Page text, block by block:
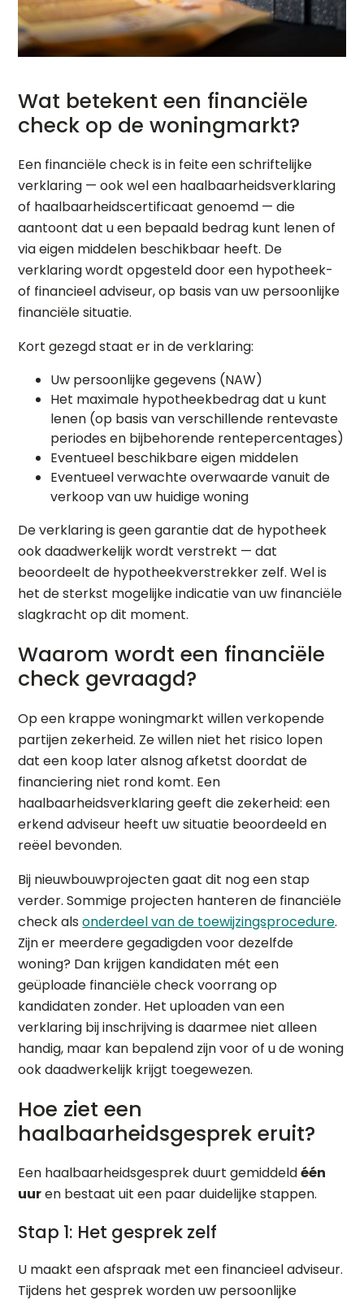
Wat betekent een financiële
check op de woningmarkt?
Een financiële check is in feite een schriftelijke
verklaring — ook wel een haalbaarheidsverklaring
of haalbaarheidscertificaat genoemd — die
aantoont dat u een bepaald bedrag kunt lenen of
via eigen middelen beschikbaar heeft. De
verklaring wordt opgesteld door een hypotheek-
of financieel adviseur, op basis van uw persoonlijke
financiële situatie.
Kort gezegd staat er in de verklaring:
Uw persoonlijke gegevens (NAW)
Het maximale hypotheekbedrag dat u kunt
lenen (op basis van verschillende rentevaste
periodes en bijbehorende rentepercentages)
Eventueel beschikbare eigen middelen
Eventueel verwachte overwaarde vanuit de
verkoop van uw huidige woning
De verklaring is geen garantie dat de hypotheek
ook daadwerkelijk wordt verstrekt — dat
beoordeelt de hypotheekverstrekker zelf. Wel is
het de sterkst mogelijke indicatie van uw financiële
slagkracht op dit moment.
Waarom wordt een financiële
check gevraagd?
Op een krappe woningmarkt willen verkopende
partijen zekerheid. Ze willen niet het risico lopen
dat een koop later alsnog afketst doordat de
financiering niet rond komt. Een
haalbaarheidsverklaring geeft die zekerheid: een
erkend adviseur heeft uw situatie beoordeeld en
reëel bevonden.
Bij nieuwbouwprojecten gaat dit nog een stap
verder. Sommige projecten hanteren de financiële
check alsonderdeel van de toewijzingsprocedure.
Zijn er meerdere gegadigden voor dezelfde
woning? Dan krijgen kandidaten mét een
geüploade financiële check voorrang op
kandidaten zonder. Het uploaden van een
verklaring bij inschrijving is daarmee niet alleen
handig, maar kan bepalend zijn voor of u de woning
ook daadwerkelijk krijgt toegewezen.
Hoe ziet een
haalbaarheidsgesprek eruit?
Een haalbaarheidsgesprek duurt gemiddeldéén
uuren bestaat uit een paar duidelijke stappen.
Stap 1: Het gesprek zelf
U maakt een afspraak met een financieel adviseur.
Tijdens het gesprek worden uw persoonlijke